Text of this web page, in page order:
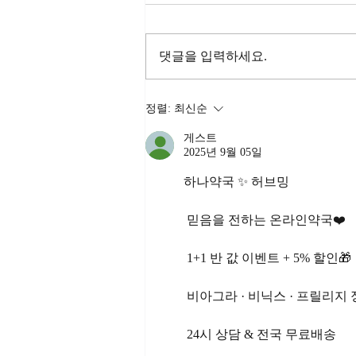
비아그라25mg주문, 생활 습
댓글을 입력하세요.
정렬: 최신순
게스트
2025년 9월 05일
하나약국 ✨ 허브밍
믿음을 전하는 온라인약국❤️
1+1 반 값 이벤트 + 5% 할인🎁
비아그라 · 비닉스 · 프릴리지
24시 상담 & 전국 무료배송